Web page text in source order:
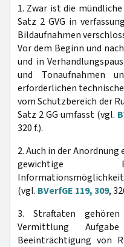
1. Zwar ist die
Satz 2 GVG in
Bildaufnahmen
Vor dem Beginn und
und in
und Tonaufnahmen
erforderlichen
vom Schutzbereich der
Satz 2 GG umfasst (vgl.
320 f.).
2. Auch in der
gewichtige
(vgl. BVerfGE 119, 309,
3. Straftaten
Vermittlung
Beeinträchtigung von